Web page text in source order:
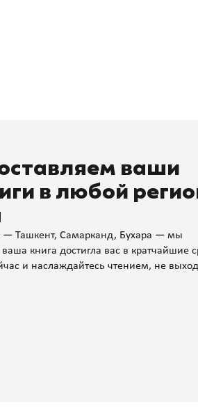
ваши
в любой
— Ташкент, Самарканд, Бухара — мы
книга достигла вас в кратчайшие
и наслаждайтесь чтением, не